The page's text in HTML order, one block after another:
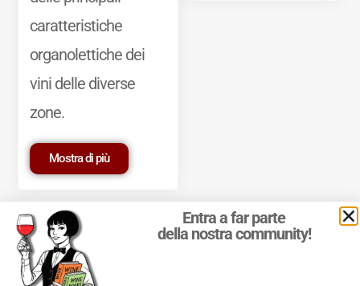
caratteristiche
organolettiche dei
vini delle diverse
zone.
Mostra di più
Entra a far parte
della nostra community!